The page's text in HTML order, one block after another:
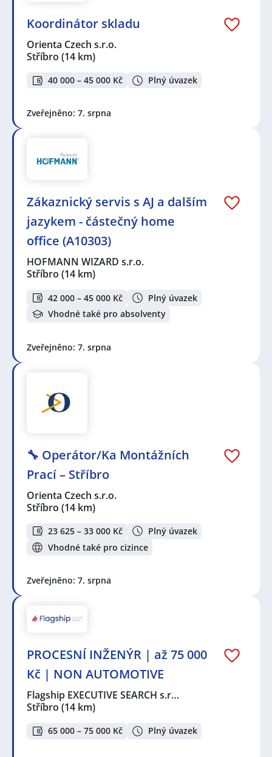
Koordinátor skladu
Orienta Czech s.r.o.
Stříbro (14 km)
40 000 – 45 000 Kč Plný úvazek
Zveřejněno: 7. srpna
Zákaznický servis s AJ a dalším
jazykem - částečný home
office (A10303)
HOFMANN WIZARD s.r.o.
Stříbro (14 km)
42 000 – 45 000 Kč
Plný úvazek
Vhodné také pro absolventy
Zveřejněno: 7. srpna
🔧 Operátor/Ka Montážních
Prací – Stříbro
Orienta Czech s.r.o.
Stříbro (14 km)
23 625 – 33 000 Kč
Plný úvazek
Vhodné také pro cizince
Zveřejněno: 7. srpna
PROCESNÍ INŽENÝR | až 75 000
Kč | NON AUTOMOTIVE
Flagship EXECUTIVE SEARCH s.r…
Stříbro (14 km)
65 000 – 75 000 Kč Plný úvazek